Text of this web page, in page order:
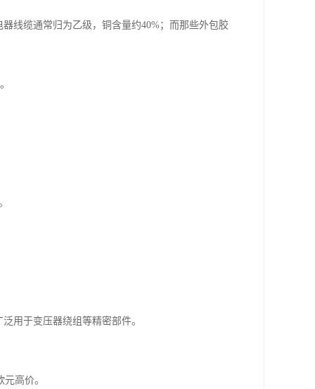
线缆通常归为乙级，铜含量约40%；而那些外包胶
用于变压器绕组等精密部件。
高价。